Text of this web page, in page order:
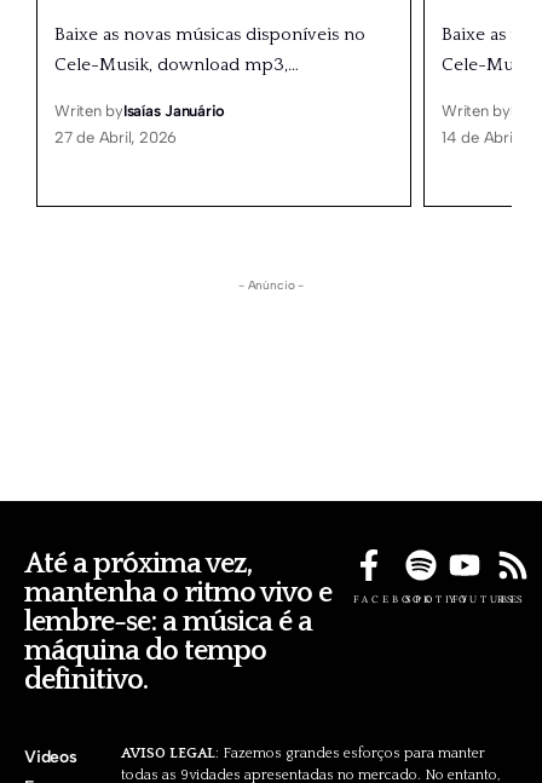
Baixe as novas músicas disponíveis no
Cele-Musik, download mp3,…
Writen byIsaías Januário
27 de Abril, 2026
Baixe as
Cele-
Writen by
14 de Abril,
- Anúncio -
Até a próxima vez,
mantenha o ritmo vivo e
lembre-se: a música é a
máquina do tempo
definitivo.
FACEBOOKSPOTIFYYOUTUBE
RSS
Videos
AVISO LEGAL: Fazemos grandes esforços para manter
todas as 9vidades apresentadas no mercado. No entanto,